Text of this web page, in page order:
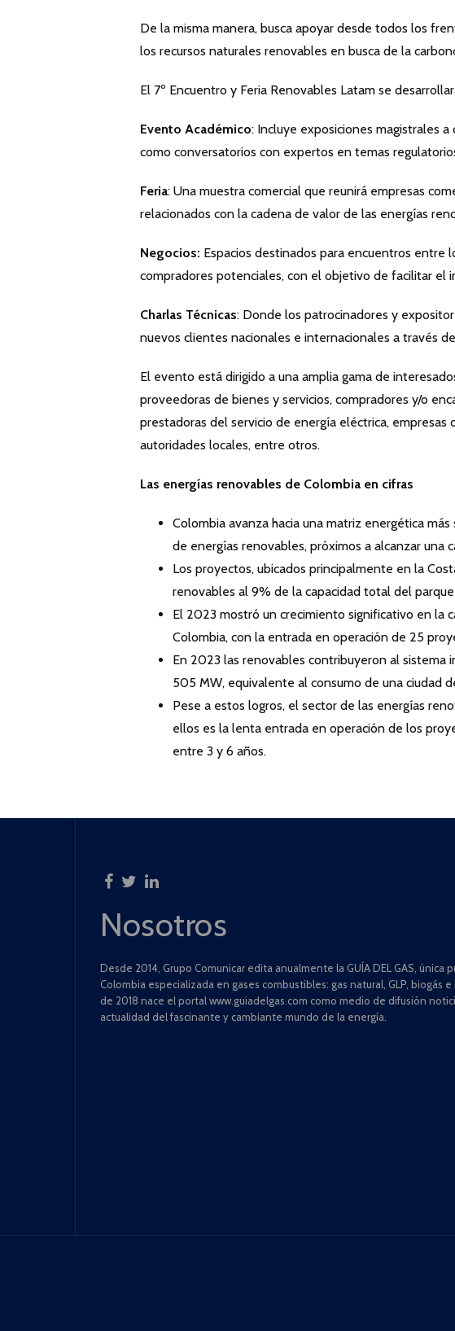
De la misma manera, busca apoyar desde todos los
los recursos naturales renovables en busca de la
El 7º Encuentro y Feria Renovables Latam se
Evento Acad émico: Incluye exposiciones magistrales
como conversatorios con expertos en temas
Feria: Una muestra comercial que reunirá empresas
relacionados con la cadena de valor de las energías
Negocios: Espacios destinados para encuentros entre
compradores potenciales, con el objetivo de facilitar el
Charlas Técnicas: Donde los patrocinadores y
nuevos clientes nacionales e internacionales a través
El evento está dirigido a una amplia gama de
proveedoras de bienes y servicios, compradores y/o
prestadoras del servicio de energía eléctrica,
autoridades locales, entre otros.
Las energías renovables de Colombia en cifras
Colombia avanza hacia una matriz energética
de energías renovables, próximos a alcanzar una
Los proyectos, ubicados principalmente en la
renovables al 9% de la capacidad total del
El 2023 mostró un crecimiento significativo en la
Colombia, con la entrada en operación de 25
En 2023 las renovables contribuyeron al sistema
505 MW, equivalente al consumo de una ciudad
Pese a estos logros, el sector de las energías
ellos es la lenta entrada en operación de los
entre 3 y 6 años.
Nosotros
Desde 2014, Grupo Comunicar edita anualmente la GUÍA DEL GAS, única
Colombia especializada en gases combustibles: gas natural, GLP, biogás
de 2018 nace el portal www.guiadelgas.com como medio de difusión
actualidad del fascinante y cambiante mundo de la energía.